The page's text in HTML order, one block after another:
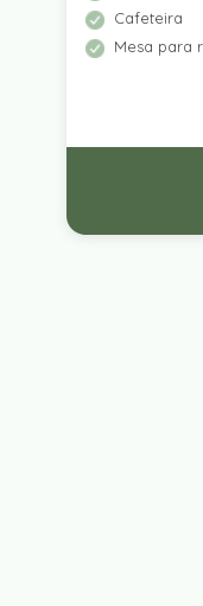
Cafeteira
Mesa para